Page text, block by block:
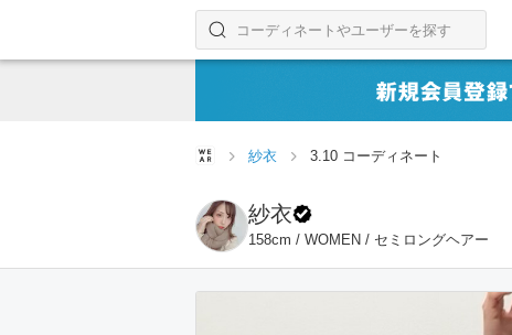
コーディネートやユーザーを探す
検索する
紗衣 3.10 コーディネート
紗衣
158cm / WOMEN / セミロングヘアー